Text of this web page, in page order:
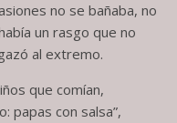
no se bañaba, no
un rasgo que no
al extremo.
que comían,
papas con salsa”,